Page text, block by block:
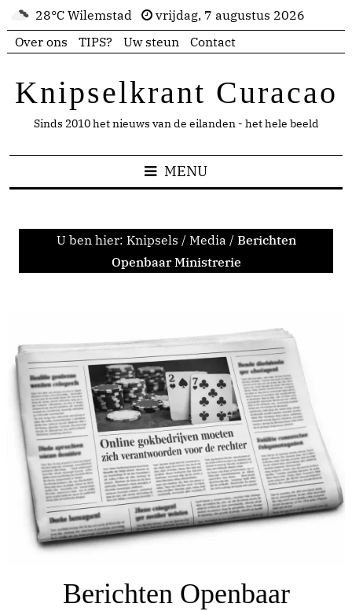
28°C Wilemstad
vrijdag, 7 augustus 2026
Over ons
TIPS? Uw steun Contact
Knipselkrant Curacao
Sinds 2010 het nieuws van de eilanden - het hele beeld
MENU
U ben hier: Knipsels / Media / Berichten
Openbaar Ministrerie
Berichten Openbaar